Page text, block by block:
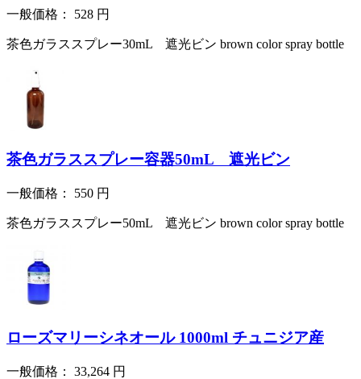
一般価格： 528 円
茶色ガラススプレー30mL 遮光ビン brown color spray bottle
茶色ガラススプレー容器50mL 遮光ビン
一般価格： 550 円
茶色ガラススプレー50mL 遮光ビン brown color spray bottle
ローズマリーシネオール 1000ml チュニジア産
一般価格： 33,264 円